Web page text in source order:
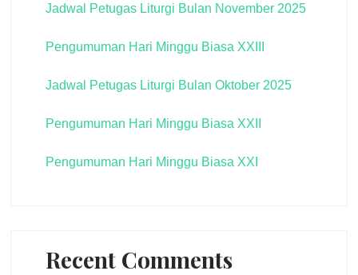
Jadwal Petugas Liturgi Bulan November 2025
Pengumuman Hari Minggu Biasa XXIII
Jadwal Petugas Liturgi Bulan Oktober 2025
Pengumuman Hari Minggu Biasa XXII
Pengumuman Hari Minggu Biasa XXI
Recent Comments